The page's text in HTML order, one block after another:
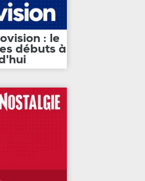
: le
débuts à